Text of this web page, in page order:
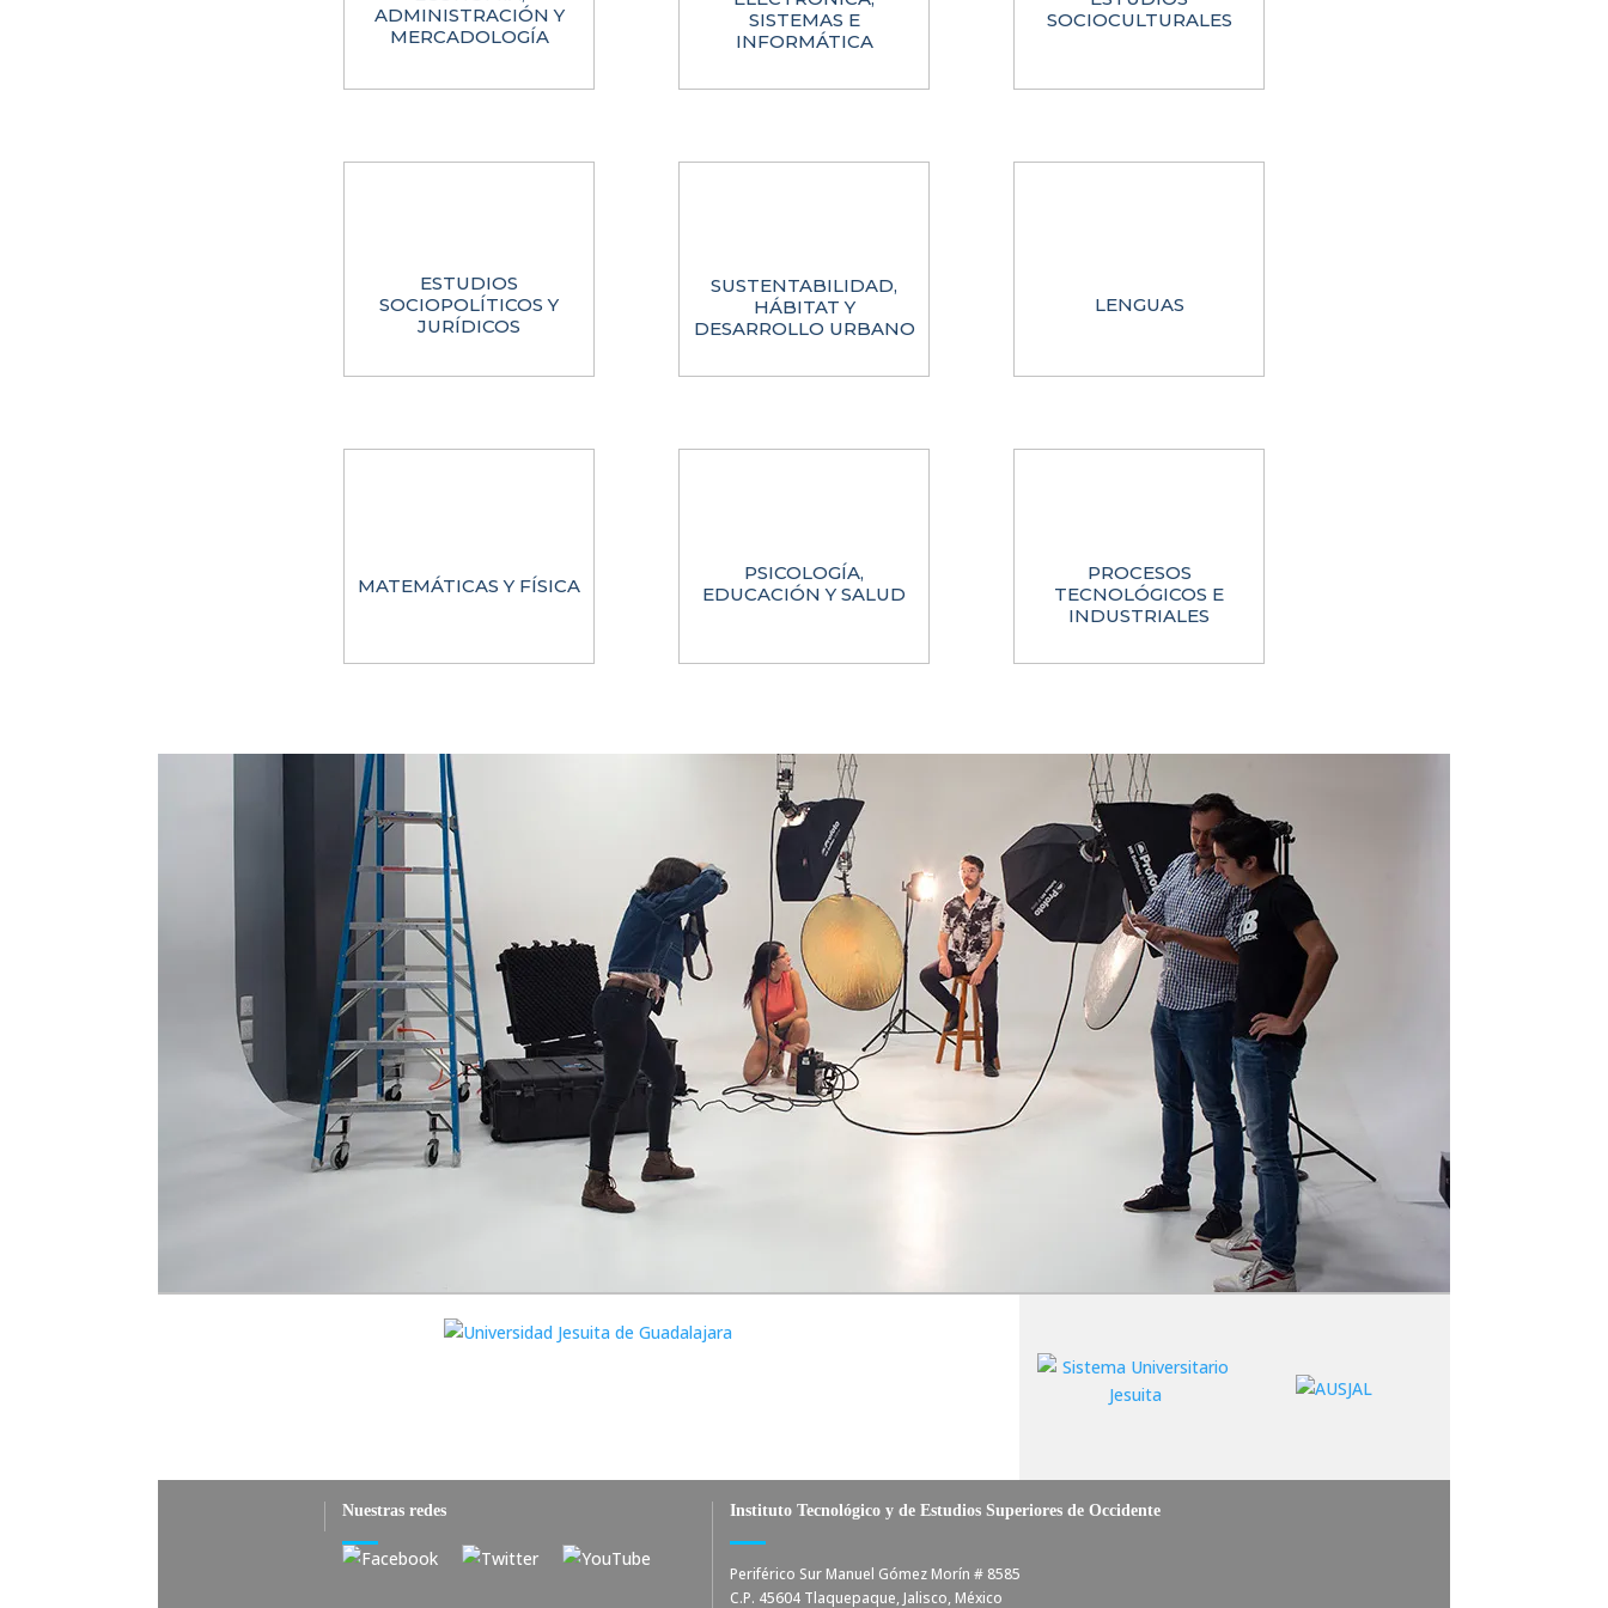
ADMINISTRACIÓN Y
MERCADOLOGÍA
SISTEMAS E
INFORMÁTICA
SOCIOCULTURALES
ESTUDIOS
SOCIOPOLÍTICOS Y
JURÍDICOS
SUSTENTABILIDAD,
HÁBITAT Y
DESARROLLO URBANO
LENGUAS
MATEMÁTICAS Y FÍSICA
PSICOLOGÍA,
EDUCACIÓN Y SALUD
PROCESOS
TECNOLÓGICOS E
INDUSTRIALES
Nuestras redes Instituto Tecnológico y de Estudios Superiores de Occidente
Periférico Sur Manuel Gómez Morín # 8585
C.P. 45604 Tlaquepaque, Jalisco, México